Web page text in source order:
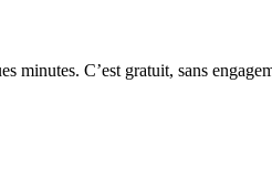
minutes. C’est gratuit, sans